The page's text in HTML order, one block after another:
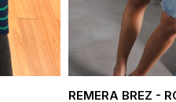
REMERA BREZ -